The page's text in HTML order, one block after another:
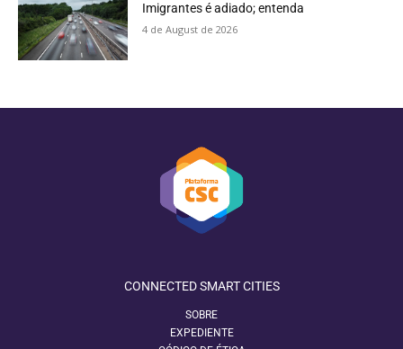
Imigrantes é adiado; entenda
4 de August de 2026
CONNECTED SMART CITIES
SOBRE
EXPEDIENTE